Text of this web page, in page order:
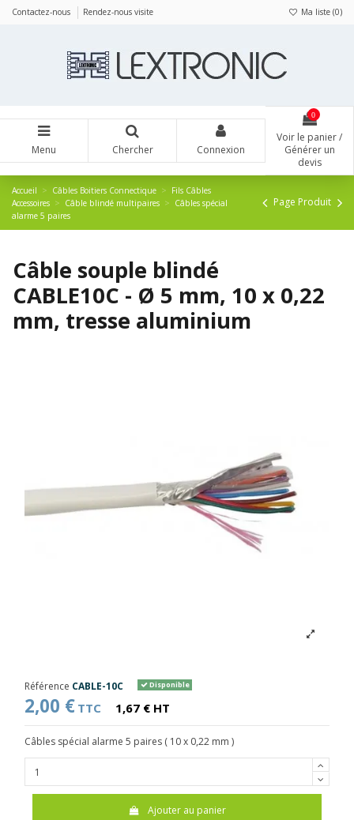
Contactez-nous Rendez-nous visite Ma liste (0)
Menu Chercher Connexion
0
Voir le panier /
Générer un
devis
Accueil Câbles Boitiers Connectique
Fils Câbles
Accessoires
Câble blindé multipaires
Câbles spécial
alarme 5 paires
Page Produit
Câble souple blindé
CABLE10C - Ø 5 mm, 10 x 0,22
mm, tresse aluminium
Référence CABLE-10C Disponible
2,00 € TTC 1,67 € HT
Câbles spécial alarme 5 paires ( 10 x 0,22 mm )
Ajouter au panier
Panneau de gestion des cookies